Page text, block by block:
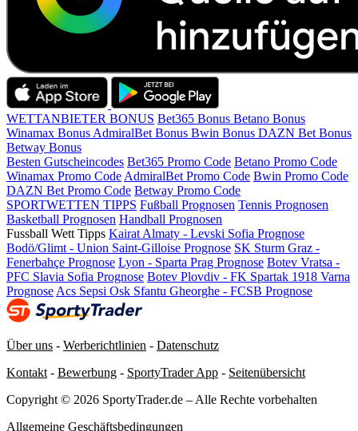
WETTANBIETER BONUS Bet365 Bonus Betano Bonus
Winamax Bonus AdmiralBet Bonus Bwin Bonus DAZN Bet Bonus
Betway Bonus
Besten Gutscheincodes Bet365 Promo Code Betano Promo Code
Winamax Promo Code AdmiralBet Promo Code Bwin Promo Code
DAZN Bet Promo Code Betway Promo Code
SPORTWETTEN TIPPS Fußball Prognosen Tennis Prognosen
Basketball Prognosen Handball Prognosen
Fussball Wett Tipps Kairat Almaty - Levski Sofia Prognose
Bodö/Glimt - Union Saint-Gilloise Prognose SK Sturm Graz -
Fenerbahçe Prognose Lyon - Sparta Prag Prognose Botev Vratsa -
PFC Slavia Sofia Prognose Botev Plovdiv - FK Spartak 1918 Varna
Prognose Acs Sepsi Osk Sfantu Gheorghe - FCSB Prognose
Über uns - Werberichtlinien - Datenschutz
Kontakt - Bewerbung - SportyTrader App - Seitenübersicht
Copyright © 2026 SportyTrader.de – Alle Rechte vorbehalten
Allgemeine Geschäftsbedingungen